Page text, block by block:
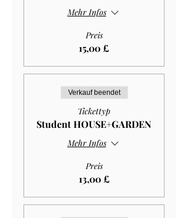
Mehr Infos
Preis
15,00 £
Verkauf beendet
Tickettyp
Student HOUSE+GARDEN
Mehr Infos
Preis
13,00 £